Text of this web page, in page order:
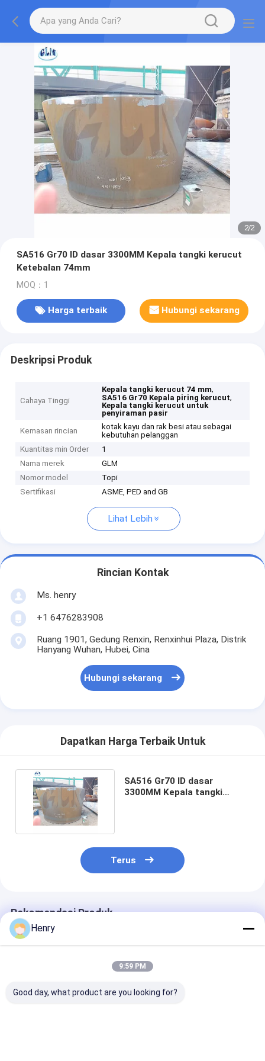
2/2
SA516 Gr70 ID dasar 3300MM Kepala tangki kerucut
Ketebalan 74mm
MOQ：1
Harga terbaik Hubungi sekarang
Deskripsi Produk
Cahaya Tinggi
Kepala tangki kerucut 74 mm,
SA516 Gr70 Kepala piring kerucut,
Kepala tangki kerucut untuk
penyiraman pasir
Kemasan rincian
kotak kayu dan rak besi atau sebagai
kebutuhan pelanggan
Kuantitas min Order
1
Nama merek
GLM
Nomor model
Topi
Sertifikasi
ASME, PED and GB
Lihat Lebih
Rincian Kontak
Ms. henry
+1 6476283908
Ruang 1901, Gedung Renxin, Renxinhui Plaza, Distrik
Hanyang Wuhan, Hubei, Cina
Hubungi sekarang
Dapatkan Harga Terbaik Untuk
SA516 Gr70 ID dasar
3300MM Kepala tangki
Terus
Rekomendasi Produk
Henry
9:59 PM
Good day, what product are you looking for?